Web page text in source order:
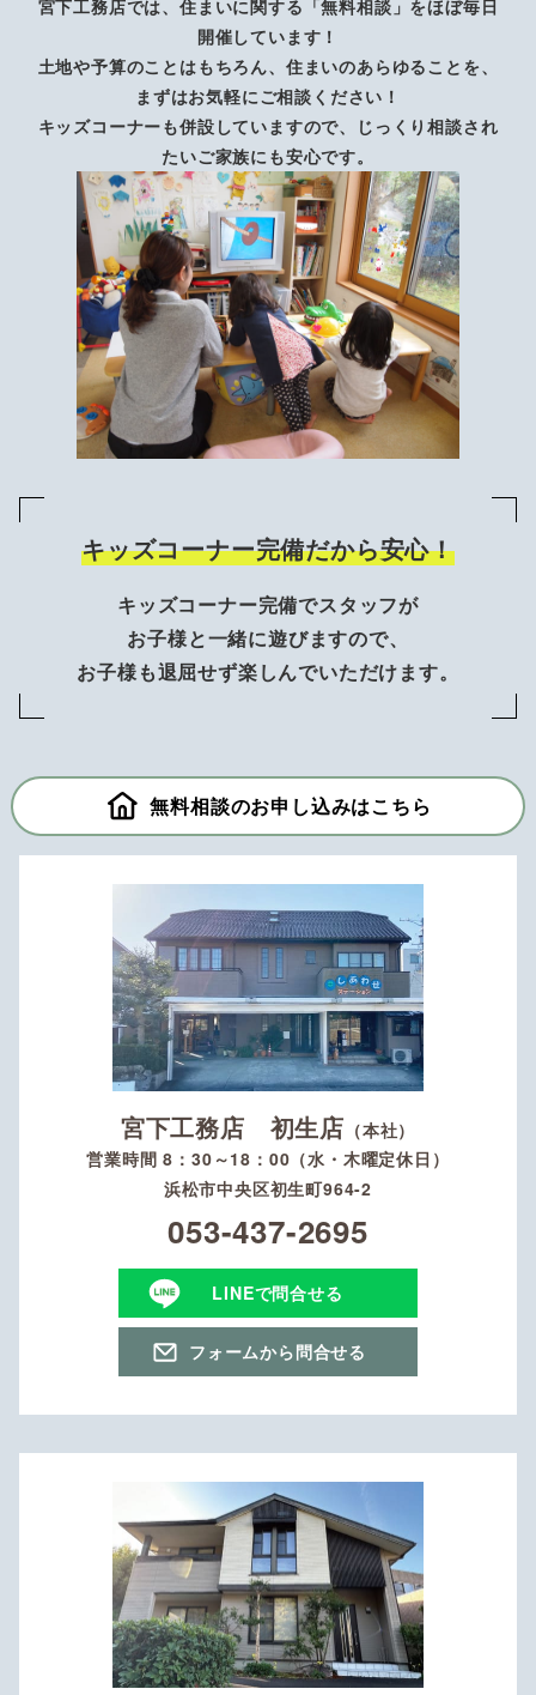
宮下工務店では、住まいに関する「無料相談」をほぼ毎日
開催しています！
土地や予算のことはもちろん、住まいのあらゆることを、
まずはお気軽にご相談ください！
キッズコーナーも併設していますので、じっくり相談され
たいご家族にも安心です。
キッズコーナー完備だから安心！
キッズコーナー完備でスタッフが
お子様と一緒に遊びますので、
お子様も退屈せず楽しんでいただけます。
無料相談のお申し込みはこちら
宮下工務店 初生店 （本社）
営業時間 8：30～18：00（水・木曜定休日）
浜松市中央区初生町964-2
053-437-2695
LINEで問合せる
フォームから問合せる